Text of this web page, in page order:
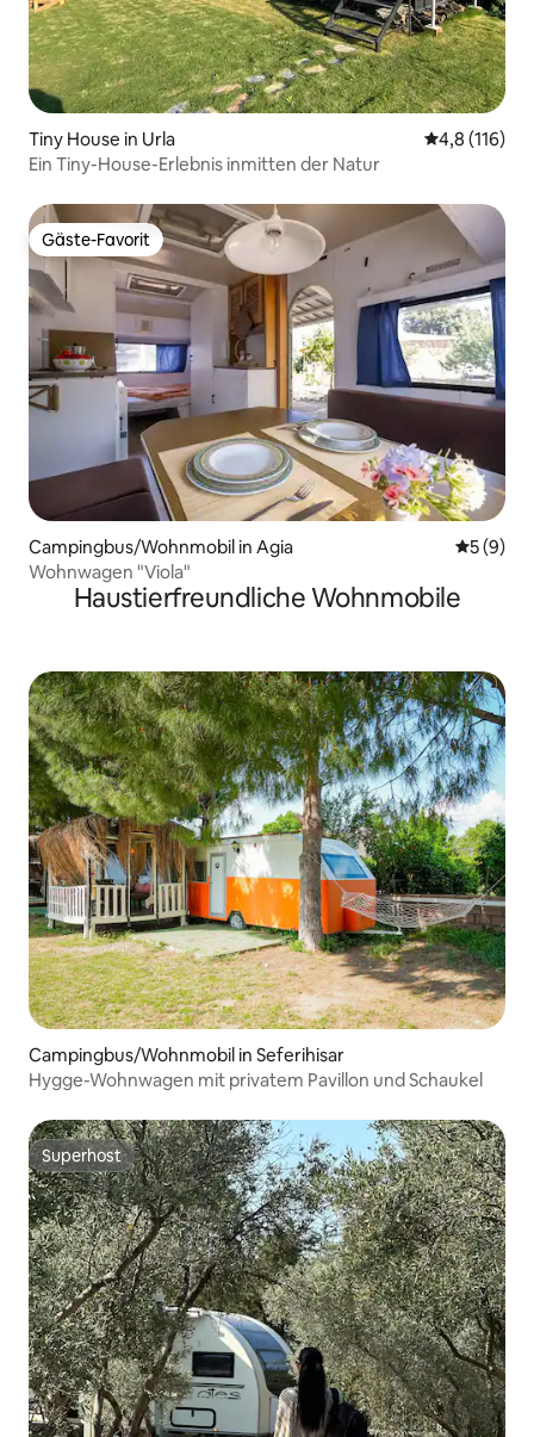
Tiny House in Urla
4,8 (116)
Ein Tiny-House-Erlebnis inmitten der Natur
Gäste-Favorit
Gäste-Favorit
Campingbus/Wohnmobil in Agia
5 (9)
Wohnwagen "Viola"
Haustierfreundliche Wohnmobile
Campingbus/Wohnmobil in Seferihisar
Hygge-Wohnwagen mit privatem Pavillon und Schaukel
Superhost
Superhost